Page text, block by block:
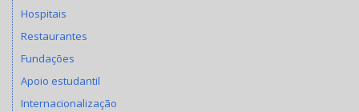
Hospitais
Restaurantes
Fundações
Apoio estudantil
Internacionalização